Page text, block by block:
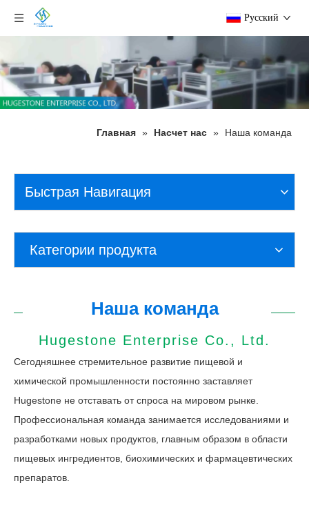
Pусский
Главная » Насчет нас » Наша команда
Быстрая Навигация
Категории продукта
Наша команда
Hugestone Enterprise Co., Ltd.
Сегодняшнее стремительное развитие пищевой и
химической промышленности постоянно заставляет
Hugestone не отставать от спроса на мировом рынке.
Профессиональная команда занимается исследованиями и
разработками новых продуктов, главным образом в области
пищевых ингредиентов, биохимических и фармацевтических
препаратов.